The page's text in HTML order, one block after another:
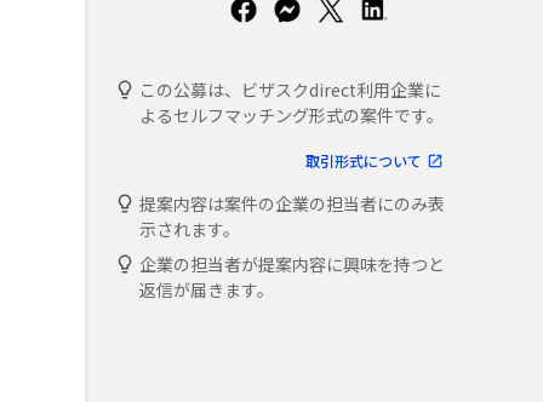
この公募は、ビザスクdirect利用企業に
よるセルフマッチング形式の案件です。
取引形式について
提案内容は案件の企業の担当者にのみ表
示されます。
企業の担当者が提案内容に興味を持つと
返信が届きます。